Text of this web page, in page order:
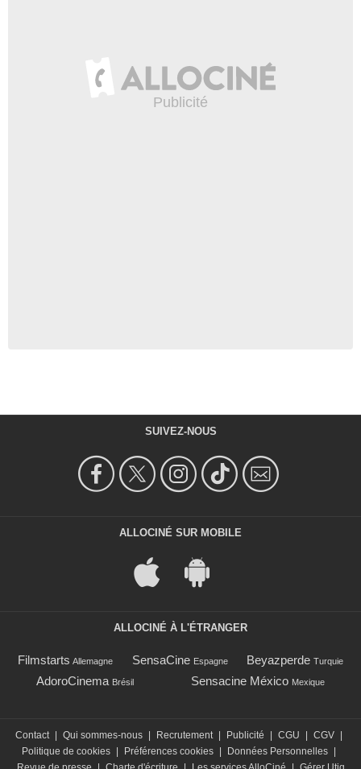
SUIVEZ-NOUS
ALLOCINÉ SUR MOBILE
ALLOCINÉ À L'ÉTRANGER
Filmstarts Allemagne SensaCine Espagne Beyazperde Turquie
AdoroCinema Brésil Sensacine México Mexique
Contact Qui sommes-nous Recrutement Publicité CGU CGV
Politique de cookies
Préférences cookies Données Personnelles